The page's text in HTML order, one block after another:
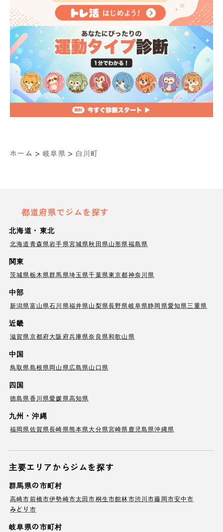
ホーム > 岐阜県 > 白川町
都道府県でジムを探す
北海道・東北
北海道青森県岩手県宮城県秋田県山形県福島県
関東
茨城県栃木県群馬県埼玉県千葉県東京都神奈川県
中部
新潟県富山県石川県福井県山梨県長野県岐阜県静岡県愛知県三重県
近畿
滋賀県京都府大阪府兵庫県奈良県和歌山県
中国
鳥取県島根県岡山県広島県山口県
四国
徳島県香川県愛媛県高知県
九州・沖縄
福岡県佐賀県長崎県熊本県大分県宮崎県 鹿児島県沖縄県
主要エリアからジムを探す
群馬県の市町村
高崎市前橋市伊勢崎市太田市桐生市館林市渋川市藤岡市安中市
みどり市
岐阜県の市町村